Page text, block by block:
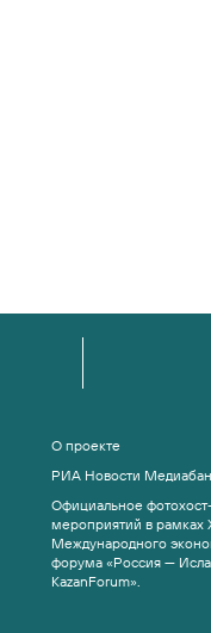
О проекте
РИА Новости
Официальное
мероприятий в рамках
Международного
форума «Россия —
KazanForum».